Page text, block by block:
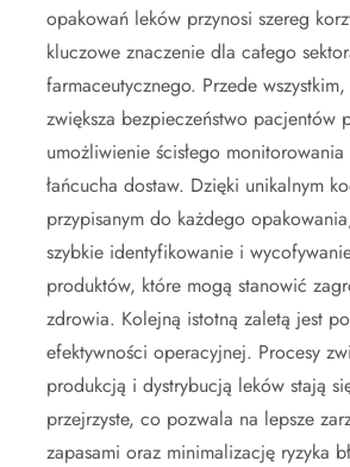
opakowań leków przynosi szereg
kluczowe znaczenie dla całego
farmaceutycznego. Przede
zwiększa bezpieczeństwo pacjentów
umożliwienie ścisłego
łańcucha dostaw. Dzięki unikalnym
przypisanym do każdego
szybkie identyfikowanie i
produktów, które mogą stanowić
zdrowia. Kolejną istotną zaletą jest
efektywności operacyjnej. Procesy
produkcją i dystrybucją leków stają
przejrzyste, co pozwala na lepsze
zapasami oraz minimalizację ryzyka